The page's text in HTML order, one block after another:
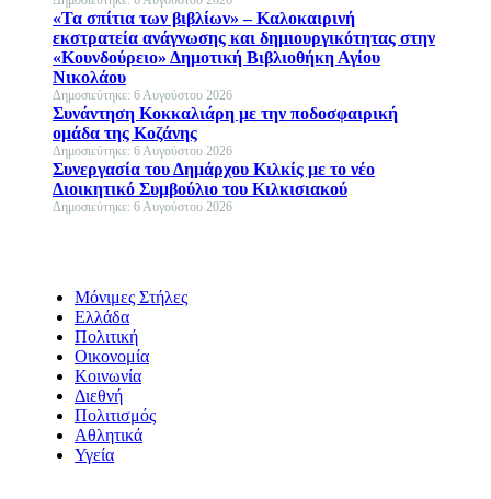
«Τα σπίτια των βιβλίων» – Καλοκαιρινή
εκστρατεία ανάγνωσης και δημιουργικότητας στην
«Κουνδούρειο» Δημοτική Βιβλιοθήκη Αγίου
Νικολάου
Δημοσιεύτηκε: 6 Αυγούστου 2026
Συνάντηση Κοκκαλιάρη με την ποδοσφαιρική
ομάδα της Κοζάνης
Δημοσιεύτηκε: 6 Αυγούστου 2026
Συνεργασία του Δημάρχου Κιλκίς με το νέο
Διοικητικό Συμβούλιο του Κιλκισιακού
Δημοσιεύτηκε: 6 Αυγούστου 2026
Μόνιμες Στήλες
Ελλάδα
Πολιτική
Οικονομία
Κοινωνία
Διεθνή
Πολιτισμός
Αθλητικά
Υγεία